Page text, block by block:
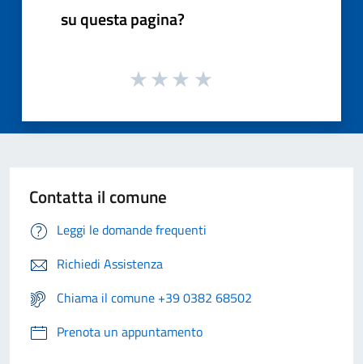
su questa pagina?
Contatta il comune
Leggi le domande frequenti
Richiedi Assistenza
Chiama il comune +39 0382 68502
Prenota un appuntamento